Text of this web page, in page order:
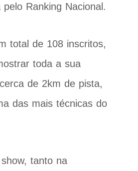
pelo Ranking Nacional.
total de 108 inscritos,
toda a sua
de 2km de pista,
das mais técnicas do
tanto na